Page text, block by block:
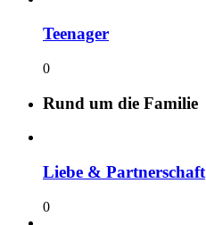
Teenager
0
Rund um die Familie
Liebe & Partnerschaft
0